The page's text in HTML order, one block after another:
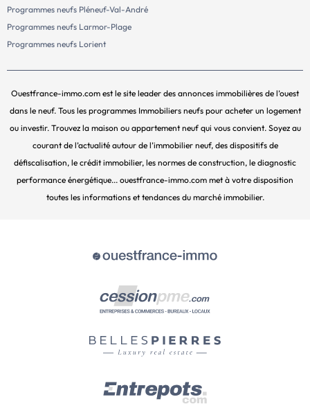
Programmes neufs Pléneuf-Val-André
Programmes neufs Larmor-Plage
Programmes neufs Lorient
Ouestfrance-immo.com est le site leader des annonces immobilières de l’ouest
dans le neuf. Tous les programmes Immobiliers neufs pour acheter un logement
ou investir. Trouvez la maison ou appartement neuf qui vous convient. Soyez au
courant de l’actualité autour de l’immobilier neuf, des dispositifs de
défiscalisation, le crédit immobilier, les normes de construction, le diagnostic
performance énergétique... ouestfrance-immo.com met à votre disposition
toutes les informations et tendances du marché immobilier.